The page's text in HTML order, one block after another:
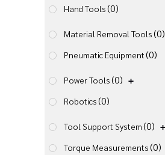
Hand Tools(0)
Material Removal Tools(0)
Pneumatic Equipment(0)
Power Tools(0)
Robotics(0)
Tool Support System(0)
Torque Measurements(0)